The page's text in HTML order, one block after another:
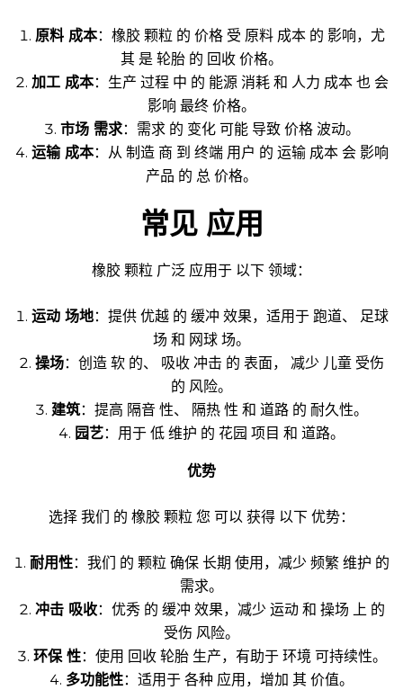
原料 成本：橡胶 颗粒 的 价格 受 原料 成本 的 影响，尤
其 是 轮胎 的 回收 价格。
加工 成本：生产 过程 中 的 能源 消耗 和 人力 成本 也 会
影响 最终 价格。
市场 需求：需求 的 变化 可能 导致 价格 波动。
运输 成本：从 制造 商 到 终端 用户 的 运输 成本 会 影响
产品 的 总 价格。
常见 应用
橡胶 颗粒 广泛 应用于 以下 领域：
运动 场地：提供 优越 的 缓冲 效果，适用于 跑道、 足球
场 和 网球 场。
操场：创造 软 的、 吸收 冲击 的 表面， 减少 儿童 受伤
的 风险。
建筑：提高 隔音 性、 隔热 性 和 道路 的 耐久性。
园艺：用于 低 维护 的 花园 项目 和 道路。
优势
选择 我们 的 橡胶 颗粒 您 可以 获得 以下 优势：
耐用性：我们 的 颗粒 确保 长期 使用，减少 频繁 维护 的
需求。
冲击 吸收：优秀 的 缓冲 效果，减少 运动 和 操场 上 的
受伤 风险。
环保 性：使用 回收 轮胎 生产，有助于 环境 可持续性。
多功能性：适用于 各种 应用，增加 其 价值。